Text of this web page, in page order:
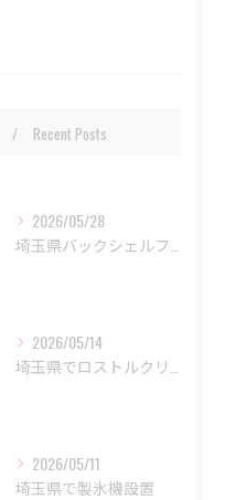
Recent Posts
2026/05/28
2026/05/14
2026/05/11
埼玉県で製氷機設置